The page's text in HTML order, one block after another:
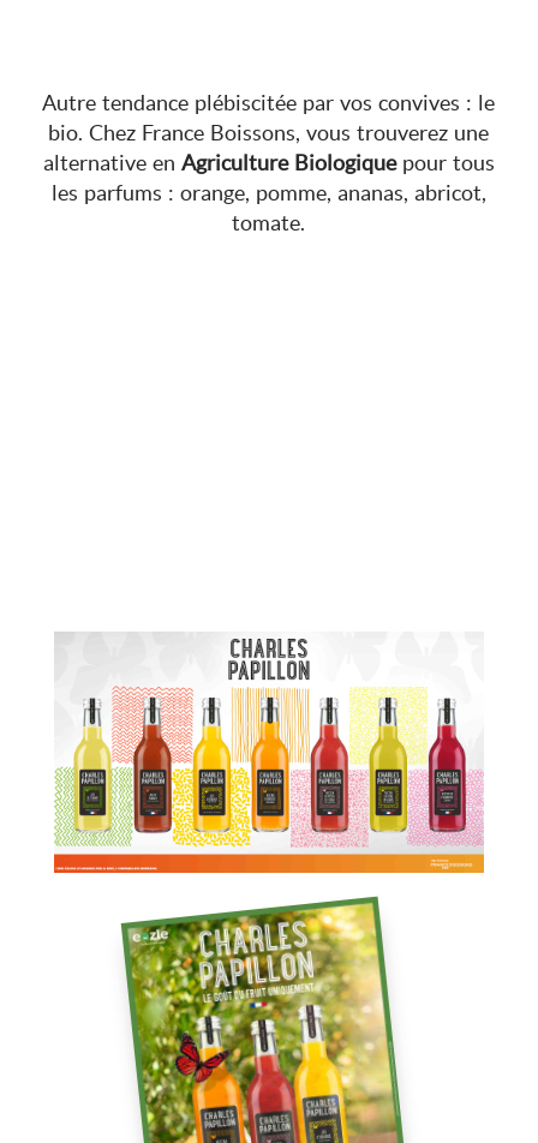
Autre tendance plébiscitée par vos convives : le
bio. Chez France Boissons, vous trouverez une
alternative en Agriculture Biologiquepour tous
les parfums : orange, pomme, ananas, abricot,
tomate.